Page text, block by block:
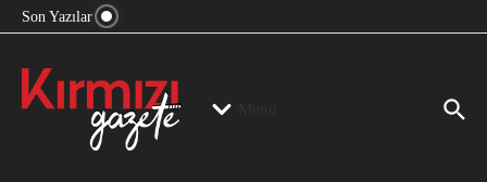
İçeriğe atla
Son Yazılar
“Mutlak Butlan” ve Bir Kez Daha Rejimin “Kendinden